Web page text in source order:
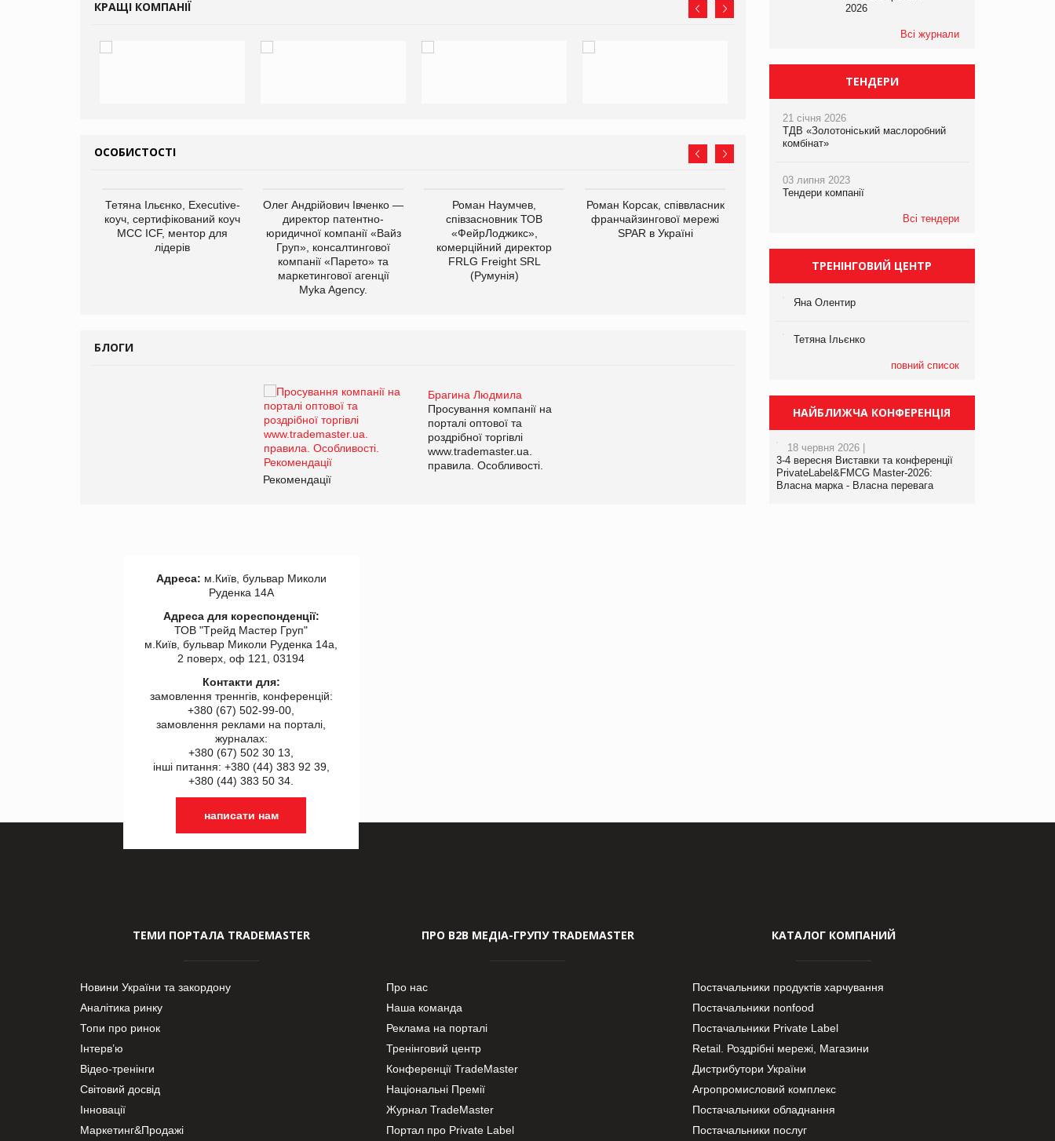
КРАЩІ КОМПАНІЇ
ОСОБИСТОСТІ
Тетяна Ільєнко, Executive-
коуч, сертифікований коуч
МСС ICF, ментор для
лідерів
Олег Андрійович Івченко —
директор патентно-
юридичної компанії «Вайз
Груп», консалтингової
компанії «Парето» та
маркетингової агенції
Myka Agency.
Роман Наумчев,
співзасновник ТОВ
«ФейрЛоджикс»,
комерційний директор
FRLG Freight SRL
(Румунія)
Роман Корсак, співвласник
франчайзингової мережі
SPAR в Україні
виробництва
компанії «УкраМарин»
БЛОГИ
Брагина Людмила
Просування компанії на
порталі оптової та
роздрібної торгівлі
www.trademaster.ua.
правила. Особливості.
Рекомендації
Брагина Людмила
Просування компанії на
www.trademaster.ua.
правила. Особливості.
2026
Всі журнали
ТЕНДЕРИ
21 січня 2026
ТДВ «Золотоніський маслоробний
комбінат»
03 липня 2023
Тендери компанії
Всі тендери
ТРЕНІНГОВИЙ ЦЕНТР
Яна Олентир
Тетяна Ільєнко
повний список
НАЙБЛИЖЧА КОНФЕРЕНЦІЯ
18 червня 2026 |
3-4 вересня Виставки та конференції
PrivateLabel&FMCG Master-2026:
Власна марка - Власна перевага
Адреса: м.Київ, бульвар Миколи
Руденка 14А
Адреса для кореспонденції:
ТОВ "Tрейд Мастер Груп"
м.Київ, бульвар Миколи Руденка 14а,
2 поверх, оф 121, 03194
Контакти для:
замовлення треннгів, конференцій:
+380 (67) 502-99-00,
замовлення реклами на порталі,
журналах:
+380 (67) 502 30 13,
інші питання: +380 (44) 383 92 39,
+380 (44) 383 50 34.
написати нам
ТЕМИ ПОРТАЛА TRADEMASTER
Новини України та закордону
Аналітика ринку
Топи про ринок
Інтерв’ю
Відео-тренінги
Світовий досвід
Інновації
Маркетинг&Продажі
ПРО В2В МЕДІА-ГРУПУ TRADEMASTER
Про нас
Наша команда
Реклама на порталі
Тренінговий центр
Конференції TradeMaster
Національні Премії
Журнал TradeMaster
Портал про Private Label
КАТАЛОГ КОМПАНИЙ
Постачальники продуктів харчування
Постачальники nonfood
Постачальники Private Label
Retail. Роздрібні мережі, Магазини
Дистрибутори України
Агропромисловий комплекс
Постачальники обладнання
Постачальники послуг